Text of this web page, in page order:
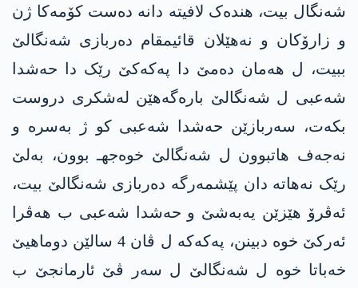
شه‌نگال بیت، ھندەک لافیتە دانە دەست کۆمەکا ژن
و زارۆکان و نەھێلان قائیمقام دەربازی شه‌نگالێ
ببیت، ل ھەمان دەمێ دا پەکەکێ رێک دا حه‌شدا
شه‌عبی ل شه‌نگالێ بارەگه‌هێن لەشکری دروست
بکەت، سەربازێن حه‌شدا شه‌عبی کو ژ بەسرە و
نەجەف ھاتبوون ل شه‌نگالێ خوه‌جهـ بوون، بەلێ
رێک نەھاتە دان پێشمەرگە دەربازی شه‌نگالێ بیت،
ئەڤرۆ ھێزێن یەبەشێ و حه‌شدا شه‌عبی ب ھەڤرا
ئەرکێ خوه‌ دبینن، پەکەکە ل ڤان 4 سالێن دوماھیێ
خەباتا خوه‌ ل شه‌نگالێ ل سەر ڤێ ئارمانجێ ب